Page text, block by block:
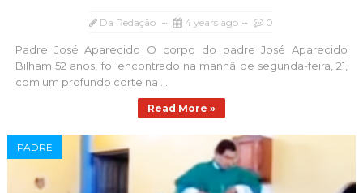
Da Redação 4 years ago 0
Padre José Aparecido O corpo do padre José Aparecido
Bilham 52 anos, foi encontrado na manhã de segunda-feira, 21,
com um profundo corte na ...
Read More »
PADRE